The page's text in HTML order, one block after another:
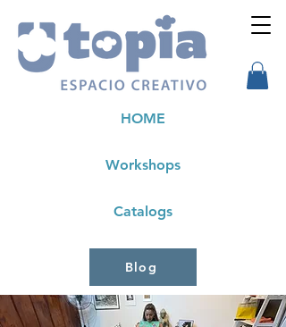
Workshops
HOME
Catalogs
Blog